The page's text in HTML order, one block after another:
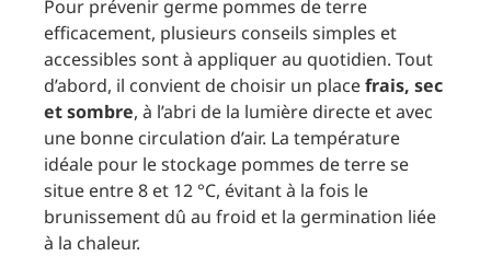
Pour prévenir germe pommes de terre
efficacement, plusieurs conseils simples et
accessibles sont à appliquer au quotidien. Tout
d’abord, il convient de choisir un placefrais, sec
et sombre, à l’abri de la lumière directe et avec
une bonne circulation d’air. La température
idéale pour le stockage pommes de terre se
situe entre 8 et 12 °C, évitant à la fois le
brunissement dû au froid et la germination liée
à la chaleur.